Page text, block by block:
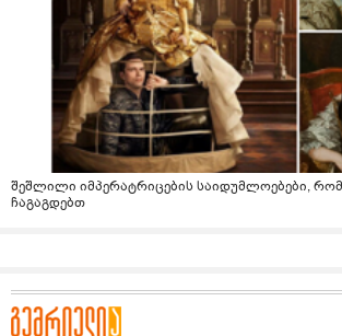
შეშლილი იმპერატრიცების საიდუმლოებები,
ჩაგაგდებთ